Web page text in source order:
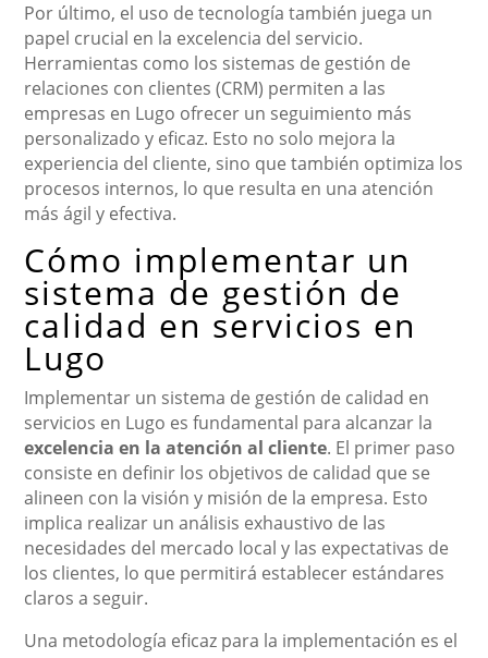
Por último, el uso de tecnología también juega un
papel crucial en la excelencia del servicio.
Herramientas como los sistemas de gestión de
relaciones con clientes (CRM) permiten a las
empresas en Lugo ofrecer un seguimiento más
personalizado y eficaz. Esto no solo mejora la
experiencia del cliente, sino que también optimiza los
procesos internos, lo que resulta en una atención
más ágil y efectiva.
Cómo implementar un
sistema de gestión de
calidad en servicios en
Lugo
Implementar un sistema de gestión de calidad en
servicios en Lugo es fundamental para alcanzar la
excelencia en la atención al cliente. El primer paso
consiste en definir los objetivos de calidad que se
alineen con la visión y misión de la empresa. Esto
implica realizar un análisis exhaustivo de las
necesidades del mercado local y las expectativas de
los clientes, lo que permitirá establecer estándares
claros a seguir.
Una metodología eficaz para la implementación es el